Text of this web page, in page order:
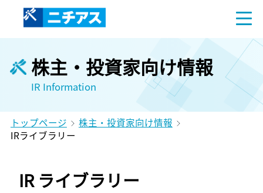
株主・投資家向け情報
IR Information
トップページ
株主・投資家向け情報
IRライブラリー
IR ライブラリー